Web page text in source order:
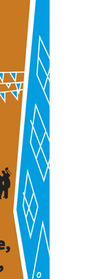
hori
Gehiago